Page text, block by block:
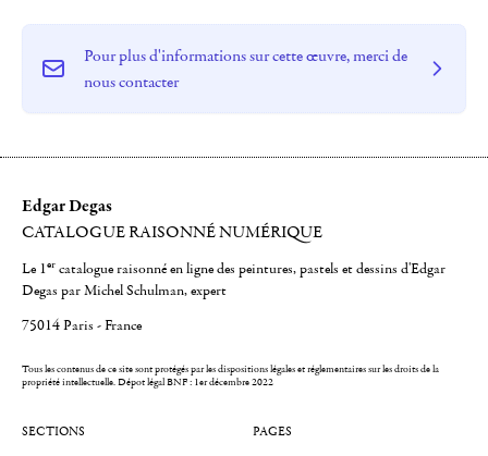
Pour plus d'informations sur cette œuvre, merci de
nous contacter
Edgar Degas
CATALOGUE RAISONNÉ NUMÉRIQUE
Le 1er catalogue raisonné en ligne des peintures, pastels et dessins d'Edgar
Degas par Michel Schulman, expert
75014 Paris - France
Tous les contenus de ce site sont protégés par les dispositions légales et réglementaires sur les droits de la
propriété intellectuelle.Dépot légal BNF : 1er décembre 2022
SECTIONS PAGES